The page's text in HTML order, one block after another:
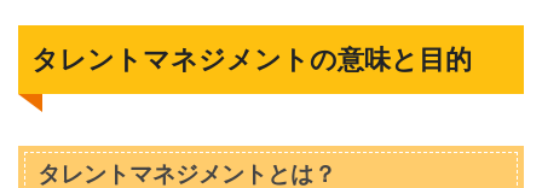
タレントマネジメントの意味と目的
タレントマネジメントとは？